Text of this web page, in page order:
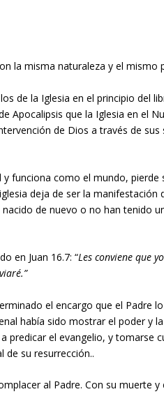
la misma naturaleza y el mismo
de la Iglesia en el principio del
Apocalipsis que la Iglesia en el
de Dios a través de
funciona como el mundo, pierde
deja de ser la manifestación
de nuevo o no han tenido
en Juan 16.7: “Les conviene que
el encargo que el Padre
había sido mostrar el poder y
el evangelio, y tomarse
de su resurrección..
al Padre. Con su muerte